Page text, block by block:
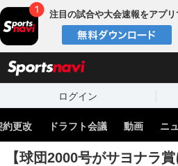
注目の試合や大会速報をアプリ
ログイン
約更改 ドラフト会議 動画 ニ
【球団2000号がサヨナラ